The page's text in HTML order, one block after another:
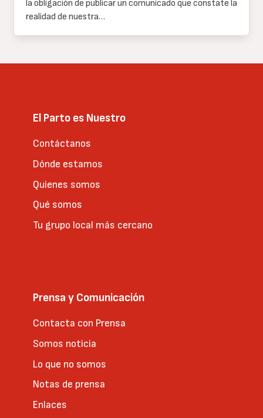
la obligación de publicar un comunicado que constate la
realidad de nuestra…
El Parto es Nuestro
Contáctanos
Dónde estamos
Quienes somos
Qué somos
Tu grupo local más cercano
Prensa y Comunicación
Contacta con Prensa
Somos noticia
Lo que no somos
Notas de prensa
Enlaces